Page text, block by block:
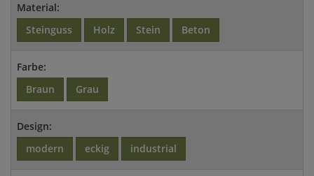
Material:
Steinguss
Holz Stein Beton
Farbe:
Braun
Grau
Design:
modern
eckig industrial